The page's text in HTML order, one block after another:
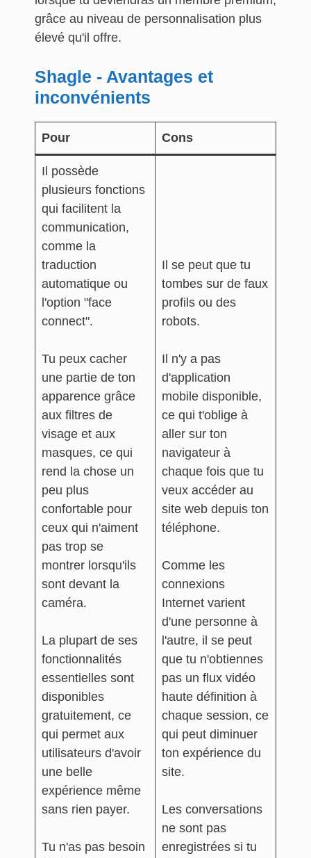
grâce au niveau de personnalisation plus
élevé qu'il offre.
Shagle - Avantages et
inconvénients
Pour Cons
Il possède
plusieurs fonctions
qui facilitent la
communication,
comme la
traduction
automatique ou
l'option "face
connect".
Tu peux cacher
une partie de ton
apparence grâce
aux filtres de
visage et aux
masques, ce qui
rend la chose un
peu plus
confortable pour
ceux qui n'aiment
pas trop se
montrer lorsqu'ils
sont devant la
caméra.
La plupart de ses
fonctionnalités
essentielles sont
disponibles
gratuitement, ce
qui permet aux
utilisateurs d'avoir
une belle
expérience même
sans rien payer.
Tu n'as pas besoin
Il se peut que tu
tombes sur de faux
profils ou des
robots.
Il n'y a pas
d'application
mobile disponible,
ce qui t'oblige à
aller sur ton
navigateur à
chaque fois que tu
veux accéder au
site web depuis ton
téléphone.
Comme les
connexions
Internet varient
d'une personne à
l'autre, il se peut
que tu n'obtiennes
pas un flux vidéo
haute définition à
chaque session, ce
qui peut diminuer
ton expérience du
site.
Les conversations
ne sont pas
enregistrées si tu